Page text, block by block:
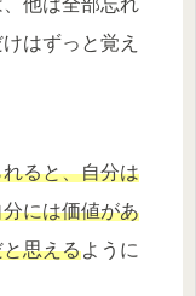
はずっと覚え
ると、自分は
には価値があ
思えるように